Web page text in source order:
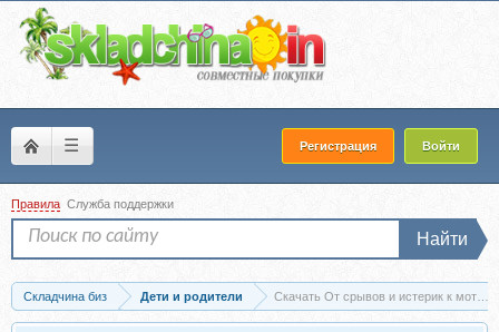
☰ Регистрация Войти
Правила Служба поддержки
Найти
Складчина биз Дети и родители Скачать От срывов и истерик к